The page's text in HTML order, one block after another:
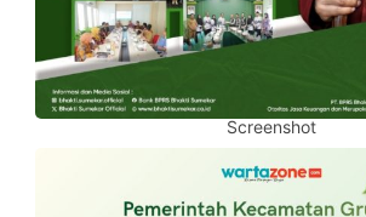
Screenshot